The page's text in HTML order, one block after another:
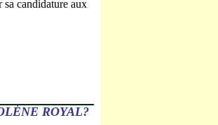
sa candidature aux
ROYAL?